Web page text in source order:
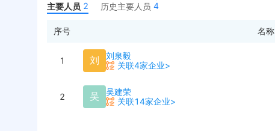
主要人员 2 历史主要人员 4
序号 名称
1 刘
刘泉毅
关联4家企业>
2 吴
吴建荣
关联14家企业>